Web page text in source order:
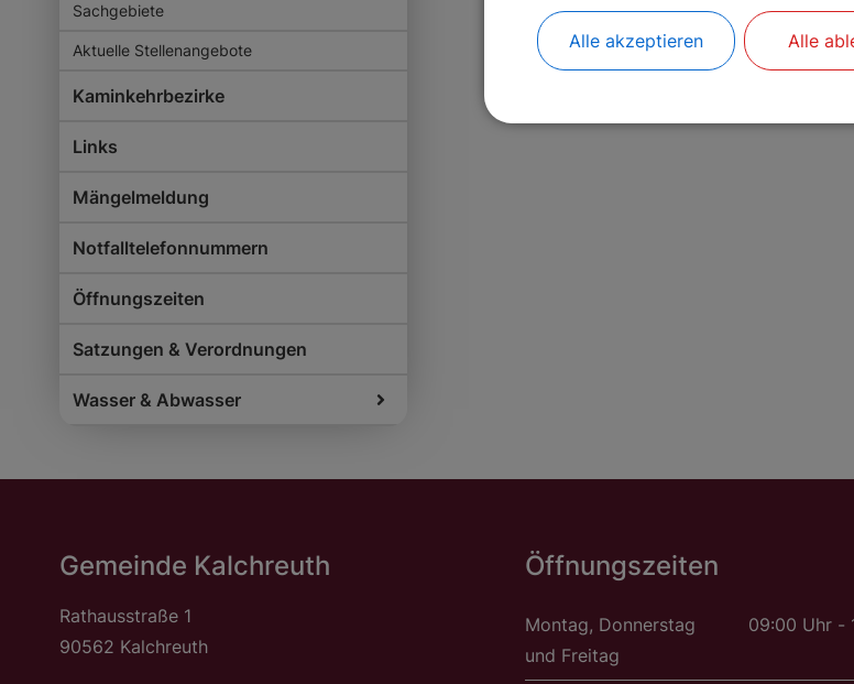
Sachgebiete
Aktuelle Stellenangebote
Kaminkehrbezirke
Links
Mängelmeldung
Notfalltelefonnummern
Öffnungszeiten
Satzungen & Verordnungen
Wasser & Abwasser
Gemeinde Kalchreuth
Rathausstraße 1
90562 Kalchreuth
Öffnungszeiten
Montag, Donnerstag
und Freitag
09:00 Uhr -
Alle akzeptieren Alle